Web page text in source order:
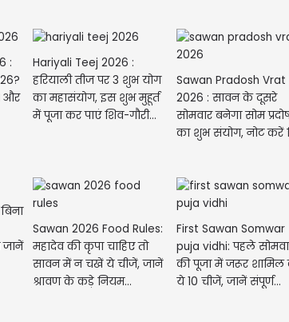
:
और
Hariyali Teej 2026 :
हरियाली तीज पर 3 शुभ योग
का महासंयोग, इस शुभ मुहूर्त
में पूजा कर पाएं शिव-गौरी...
Sawan Pradosh Vrat
2026 : सावन के दूसरे
सोमवार बनेगा सोम
का शुभ संयोग, नोट करें
जानें
Sawan 2026 Food Rules:
महादेव की कृपा चाहिए तो
सावन में न चखें ये चीजें, जानें
श्रावण के कड़े नियम...
First Sawan Somwar
puja vidhi: पहले
की पूजा में जरूर
ये 10 चीजें, जानें संपूर्ण...